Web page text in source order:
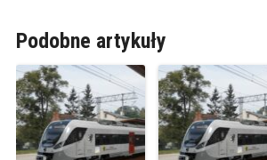
Podobne artykuły